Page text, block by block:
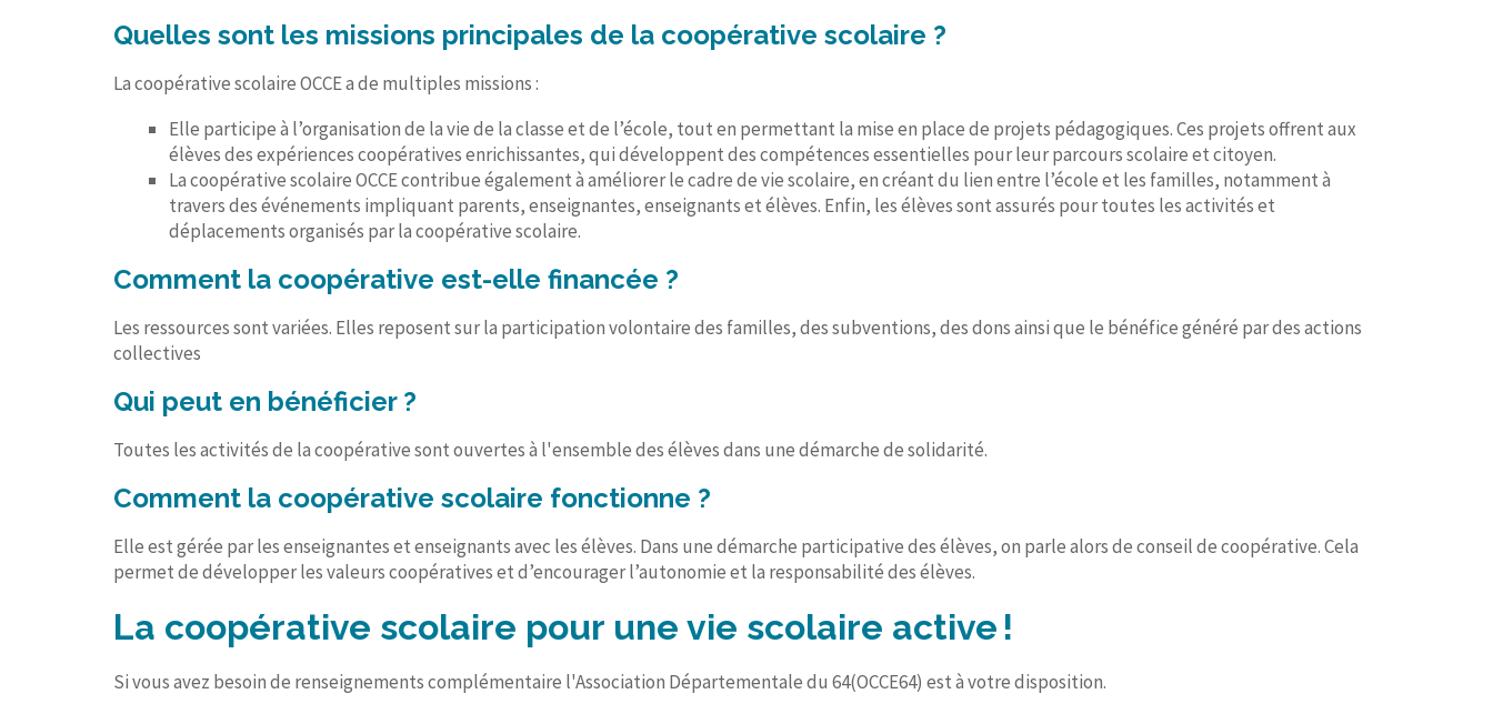
Quelles sont les missions principales de la coopérative scolaire ?
La coopérative scolaire OCCE a de multiples missions :
Elle participe à l’organisation de la vie de la classe et de l’école, tout en permettant la mise en place de projets pédagogiques. Ces projets offrent aux
élèves des expériences coopératives enrichissantes, qui développent des compétences essentielles pour leur parcours scolaire et citoyen.
La coopérative scolaire OCCE contribue également à améliorer le cadre de vie scolaire, en créant du lien entre l’école et les familles, notamment à
travers des événements impliquant parents, enseignantes, enseignants et élèves. Enfin, les élèves sont assurés pour toutes les activités et
déplacements organisés par la coopérative scolaire.
Comment la coopérative est-elle financée ?
Les ressources sont variées. Elles reposent sur la participation volontaire des familles, des subventions, des dons ainsi que le bénéfice généré par des actions
collectives
Qui peut en bénéficier ?
Toutes les activités de la coopérative sont ouvertes à l'ensemble des élèves dans une démarche de solidarité.
Comment la coopérative scolaire fonctionne ?
Elle est gérée par les enseignantes et enseignants avec les élèves. Dans une démarche participative des élèves, on parle alors de conseil de coopérative. Cela
permet de développer les valeurs coopératives et d’encourager l’autonomie et la responsabilité des élèves.
La coopérative scolaire pour une vie scolaire active !
Si vous avez besoin de renseignements complémentaire l'Association Départementale du 64(OCCE64) est à votre disposition.